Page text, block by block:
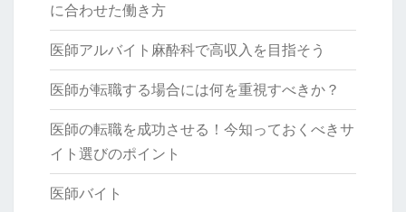
に合わせた働き方
医師アルバイト麻酔科で高収入を目指そう
医師が転職する場合には何を重視すべきか？
医師の転職を成功させる！今知っておくべきサ
イト選びのポイント
医師バイト